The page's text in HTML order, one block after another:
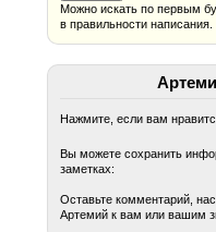
Можно искать по первым
в правильности написания.
Нажмите, если вам
Вы можете сохранить
заметках:
Оставьте комментарий,
Артемий к вам или вашим